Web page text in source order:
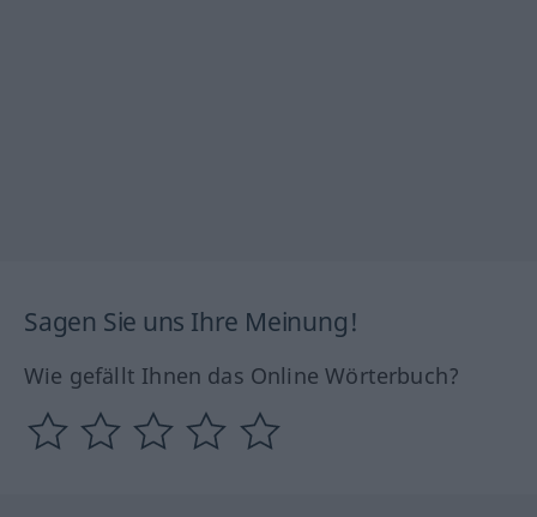
Sagen Sie uns Ihre Meinung!
Wie gefällt Ihnen das Online Wörterbuch?